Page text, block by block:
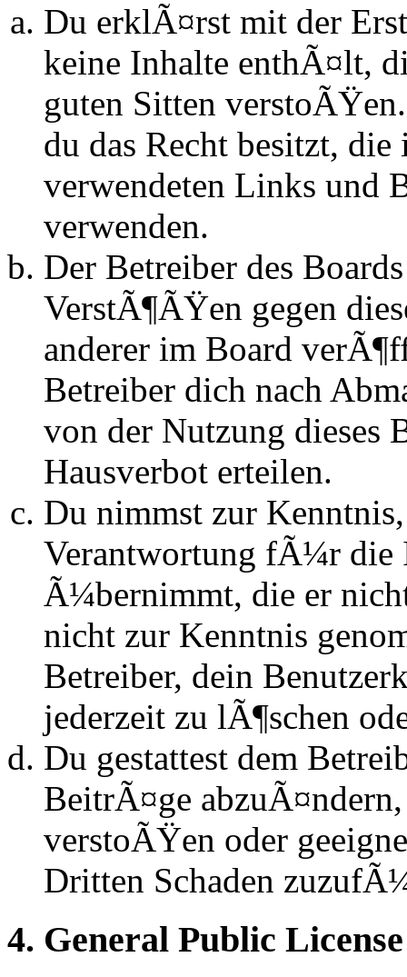
Du erklÃ¤rst mit der
keine Inhalte enthÃ¤lt,
guten Sitten
du das Recht besitzt,
verwendeten Links und
verwenden.
Der Betreiber des
VerstÃ¶ÃŸen gegen
anderer im Board
Betreiber dich nach
von der Nutzung dieses
Hausverbot erteilen.
Du nimmst zur
Verantwortung fÃ¼r die
Ã¼bernimmt, die er
nicht zur Kenntnis
Betreiber, dein
jederzeit zu lÃ¶schen
Du gestattest dem
BeitrÃ¤ge
verstoÃŸen oder
Dritten Schaden
4. General Public License